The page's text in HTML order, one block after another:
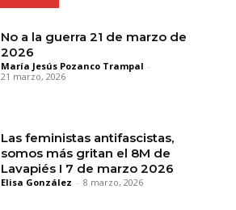
No a la guerra 21 de marzo de
2026
María Jesús Pozanco Trampal -
21 marzo, 2026
Las feministas antifascistas,
somos más gritan el 8M de
Lavapiés I 7 de marzo 2026
Elisa González - 8 marzo, 2026